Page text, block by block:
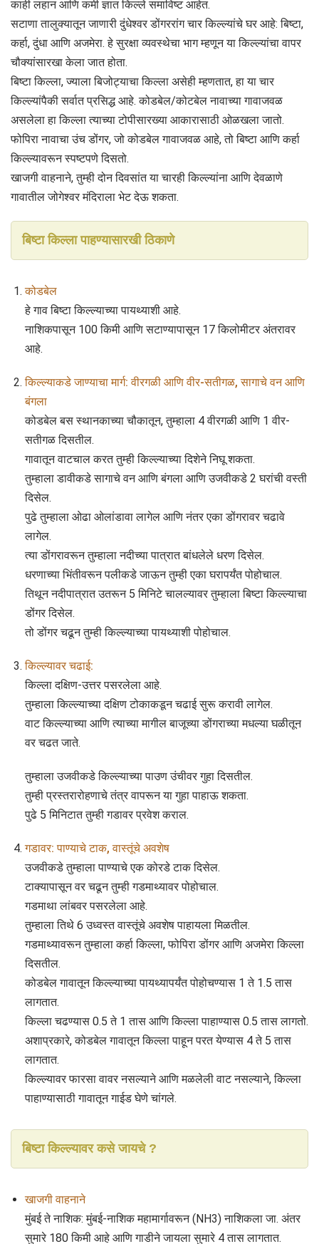
काही लहान आणि कमी ज्ञात किल्ले समाविष्ट आहेत.
सटाणा तालुक्यातून जाणारी दुंधेश्वर डोंगररांग चार किल्ल्यांचे घर आहे: बिष्टा,
कर्हा, दुंधा आणि अजमेरा. हे सुरक्षा व्यवस्थेचा भाग म्हणून या किल्ल्यांचा वापर
चौक्यांसारखा केला जात होता.
बिष्टा किल्ला, ज्याला बिजोट्याचा किल्ला असेही म्हणतात, हा या चार
किल्ल्यांपैकी सर्वात प्रसिद्ध आहे. कोडबेल/कोटबेल नावाच्या गावाजवळ
असलेला हा किल्ला त्याच्या टोपीसारख्या आकारासाठी ओळखला जातो.
फोपिरा नावाचा उंच डोंगर, जो कोडबेल गावाजवळ आहे, तो बिष्टा आणि कर्हा
किल्ल्यावरून स्पष्टपणे दिसतो.
खाजगी वाहनाने, तुम्ही दोन दिवसांत या चारही किल्ल्यांना आणि देवळाणे
गावातील जोगेश्वर मंदिराला भेट देऊ शकता.
बिष्टा किल्ला पाहण्यासारखी ठिकाणे
कोडबेल
हे गाव बिष्टा किल्ल्याच्या पायथ्याशी आहे.
नाशिकपासून 100 किमी आणि सटाण्यापासून 17 किलोमीटर अंतरावर
आहे.
किल्ल्याकडे जाण्याचा मार्ग: वीरगळी आणि वीर-सतीगळ, सागाचे वन आणि
बंगला
कोडबेल बस स्थानकाच्या चौकातून, तुम्हाला 4 वीरगळी आणि 1 वीर-
सतीगळ दिसतील.
गावातून वाटचाल करत तुम्ही किल्ल्याच्या दिशेने निघू शकता.
तुम्हाला डावीकडे सागाचे वन आणि बंगला आणि उजवीकडे 2 घरांची वस्ती
दिसेल.
पुढे तुम्हाला ओढा ओलांडावा लागेल आणि नंतर एका डोंगरावर चढावे
लागेल.
त्या डोंगरावरून तुम्हाला नदीच्या पात्रात बांधलेले धरण दिसेल.
धरणाच्या भिंतीवरून पलीकडे जाऊन तुम्ही एका घरापर्यंत पोहोचाल.
तिथून नदीपात्रात उतरून 5 मिनिटे चालल्यावर तुम्हाला बिष्टा किल्ल्याचा
डोंगर दिसेल.
तो डोंगर चढून तुम्ही किल्ल्याच्या पायथ्याशी पोहोचाल.
किल्ल्यावर चढाई:
किल्ला दक्षिण-उत्तर पसरलेला आहे.
तुम्हाला किल्ल्याच्या दक्षिण टोकाकडून चढाई सुरू करावी लागेल.
वाट किल्ल्याच्या आणि त्याच्या मागील बाजूच्या डोंगराच्या मधल्या घळीतून
वर चढत जाते.
तुम्हाला उजवीकडे किल्ल्याच्या पाउण उंचीवर गुहा दिसतील.
तुम्ही प्रस्तरारोहणाचे तंत्र वापरून या गुहा पाहाऊ शकता.
पुढे 5 मिनिटात तुम्ही गडावर प्रवेश कराल.
गडावर: पाण्याचे टाक, वास्तूंचे अवशेष
उजवीकडे तुम्हाला पाण्याचे एक कोरडे टाक दिसेल.
टाक्यापासून वर चढून तुम्ही गडमाथ्यावर पोहोचाल.
गडमाथा लांबवर पसरलेला आहे.
तुम्हाला तिथे 6 उध्वस्त वास्तूंचे अवशेष पाहायला मिळतील.
गडमाथ्यावरून तुम्हाला कर्हा किल्ला, फोपिरा डोंगर आणि अजमेरा किल्ला
दिसतील.
कोडबेल गावातून किल्ल्याच्या पायथ्यापर्यंत पोहोचण्यास 1 ते 1.5 तास
लागतात.
किल्ला चढण्यास 0.5 ते 1 तास आणि किल्ला पाहाण्यास 0.5 तास लागतो.
अशाप्रकारे, कोडबेल गावातून किल्ला पाहून परत येण्यास 4 ते 5 तास
लागतात.
किल्ल्यावर फारसा वावर नसल्याने आणि मळलेली वाट नसल्याने, किल्ला
पाहाण्यासाठी गावातून गाईड घेणे चांगले.
बिष्टा किल्ल्यावर कसे जायचे ?
खाजगी वाहनाने
मुंबई ते नाशिक: मुंबई-नाशिक महामार्गावरून (NH3) नाशिकला जा. अंतर
सुमारे 180 किमी आहे आणि गाडीने जायला सुमारे 4 तास लागतात.